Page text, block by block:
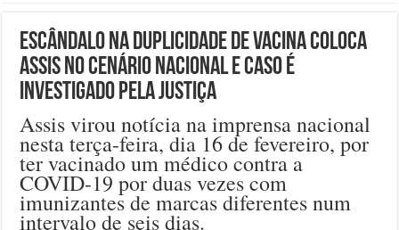
Escândalo na duplicidade de vacina coloca
Assis no cenário nacional e caso é
investigado pela Justiça
Assis virou notícia na imprensa nacional
nesta terça-feira, dia 16 de fevereiro, por
ter vacinado um médico contra a
COVID-19 por duas vezes com
imunizantes de marcas diferentes num
intervalo de seis dias.